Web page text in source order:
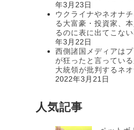
年3月23日
ウクライナやネオナ
る大富豪・投資家、
るのに表に出てこな
年3月22日
西側諸国メディアは
が狂ったと言ってい
大統領が批判するネ
2022年3月21日
人気記事